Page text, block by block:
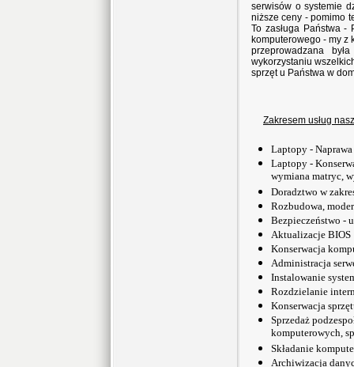
serwisów o systemie
niższe ceny - pomimo
To zasługa Państwa
komputerowego - my z
przeprowadzana
wykorzystaniu
sprzęt u Państwa w
Zakresem usług
Laptopy -
Laptopy -
wymiana matryc,
Doradztwo w
Rozbudowa,
Bezpieczeństwo -
Aktualizacje BIOS
Konserwacja
Administracja
Instalowanie
Rozdzielanie
Konserwacja
Sprzedaż
komputerowych,
Składanie
Archiwizacja